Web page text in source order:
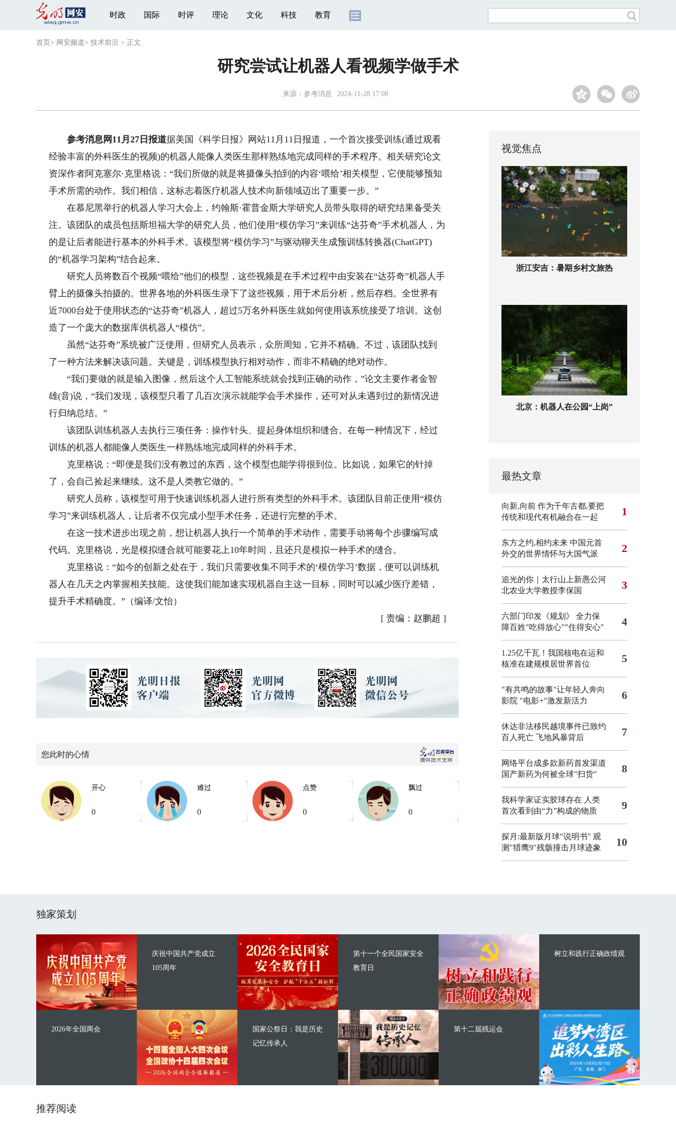
时政 国际 时评 理论 文化 科技 教育
首页 > 网安频道> 技术前沿 > 正文
研究尝试让机器人看视频学做手术
来源： 参考消息 2024-11-28 17:08
参考消息网11月27日报道据美国《科学日报》网站11月11日报道，一个首次接受训练(通过观看
经验丰富的外科医生的视频)的机器人能像人类医生那样熟练地完成同样的手术程序。相关研究论文
资深作者阿克塞尔·克里格说：“我们所做的就是将摄像头拍到的内容‘喂给’相关模型，它便能够预知
手术所需的动作。我们相信，这标志着医疗机器人技术向新领域迈出了重要一步。”
在慕尼黑举行的机器人学习大会上，约翰斯·霍普金斯大学研究人员带头取得的研究结果备受关
注。该团队的成员包括斯坦福大学的研究人员，他们使用“模仿学习”来训练“达芬奇”手术机器人，为
的是让后者能进行基本的外科手术。该模型将“模仿学习”与驱动聊天生成预训练转换器(ChatGPT)
的“机器学习架构”结合起来。
研究人员将数百个视频“喂给”他们的模型，这些视频是在手术过程中由安装在“达芬奇”机器人手
臂上的摄像头拍摄的。世界各地的外科医生录下了这些视频，用于术后分析，然后存档。全世界有
近7000台处于使用状态的“达芬奇”机器人，超过5万名外科医生就如何使用该系统接受了培训。这创
造了一个庞大的数据库供机器人“模仿”。
虽然“达芬奇”系统被广泛使用，但研究人员表示，众所周知，它并不精确。不过，该团队找到
了一种方法来解决该问题。关键是，训练模型执行相对动作，而非不精确的绝对动作。
“我们要做的就是输入图像，然后这个人工智能系统就会找到正确的动作，”论文主要作者金智
雄(音)说，“我们发现，该模型只看了几百次演示就能学会手术操作，还可对从未遇到过的新情况进
行归纳总结。”
该团队训练机器人去执行三项任务：操作针头、提起身体组织和缝合。在每一种情况下，经过
训练的机器人都能像人类医生一样熟练地完成同样的外科手术。
克里格说：“即便是我们没有教过的东西，这个模型也能学得很到位。比如说，如果它的针掉
了，会自己捡起来继续。这不是人类教它做的。”
研究人员称，该模型可用于快速训练机器人进行所有类型的外科手术。该团队目前正使用“模仿
学习”来训练机器人，让后者不仅完成小型手术任务，还进行完整的手术。
在这一技术进步出现之前，想让机器人执行一个简单的手术动作，需要手动将每个步骤编写成
代码。克里格说，光是模拟缝合就可能要花上10年时间，且还只是模拟一种手术的缝合。
克里格说：“如今的创新之处在于，我们只需要收集不同手术的‘模仿学习’数据，便可以训练机
器人在几天之内掌握相关技能。这使我们能加速实现机器自主这一目标，同时可以减少医疗差错，
提升手术精确度。”（编译/文怡）
[ 责编：赵鹏超 ]
您此时的心情
开心
0
难过
0
点赞
0
飘过
0
视觉焦点
浙江安吉：暑期乡村文旅热
北京：机器人在公园“上岗”
最热文章
向新,向前 作为千年古都,要把
传统和现代有机融合在一起
1
东方之约,相约未来 中国元首
外交的世界情怀与大国气派
2
追光的你｜太行山上新愚公河
北农业大学教授李保国
3
六部门印发《规划》 全力保
障百姓"吃得放心""住得安心"
4
1.25亿千瓦！我国核电在运和
核准在建规模居世界首位
5
"有共鸣的故事"让年轻人奔向
影院 "电影+"激发新活力 6
休达非法移民越境事件已致约
百人死亡 飞地风暴背后 7
网络平台成多款新药首发渠道
国产新药为何被全球"扫货"
8
我科学家证实胶球存在 人类
首次看到由“力”构成的物质
9
探月:最新版月球"说明书" 观
测"猎鹰9"残骸撞击月球迹象
10
独家策划
庆祝中国共产党成立
105周年
2026年全国两会
第十一个全民国家安全
教育日
国家公祭日：我是历史
记忆传承人
树立和践行正确政绩观
第十二届残运会
推荐阅读